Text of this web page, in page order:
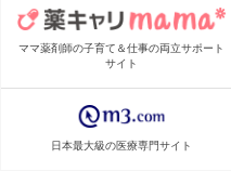
ママ薬剤師の子育て＆仕事の両立サポート
サイト
日本最大級の医療専門サイト